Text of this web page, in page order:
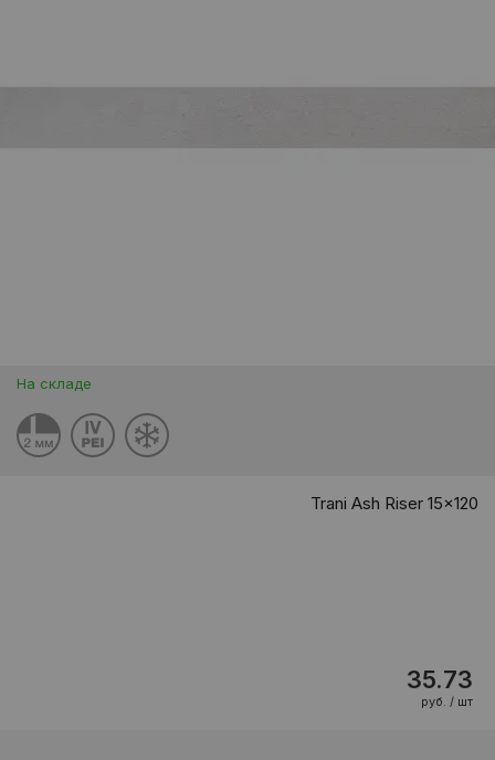
На складе
Trani Ash Riser 15x120
35.73
руб. / шт